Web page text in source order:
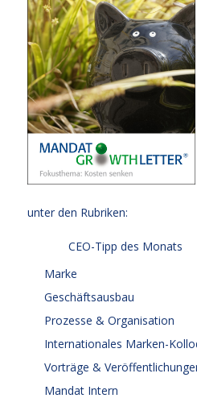
unter den Rubriken:
CEO-Tipp des Monats
Marke
Geschäftsausbau
Prozesse & Organisation
Internationales Marken-
Vorträge &
Mandat Intern